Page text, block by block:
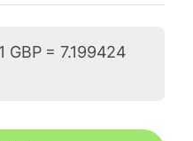
GBP = 7.199424